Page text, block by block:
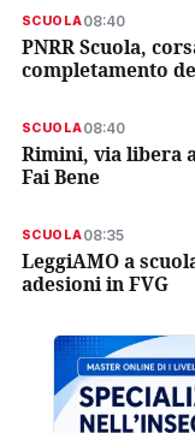
SCUOLA08:40
PNRR Scuola,
completamento
SCUOLA08:40
Rimini, via libera
Fai Bene
SCUOLA08:35
LeggiAMO a
adesioni in FVG